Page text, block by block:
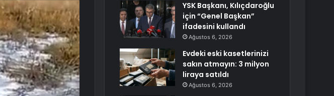
YSK Başkanı, Kılıçdaroğlu
için “Genel Başkan”
ifadesini kullandı
Ağustos 6, 2026
Evdeki eski kasetlerinizi
sakın atmayın: 3 milyon
liraya satıldı
Ağustos 6, 2026